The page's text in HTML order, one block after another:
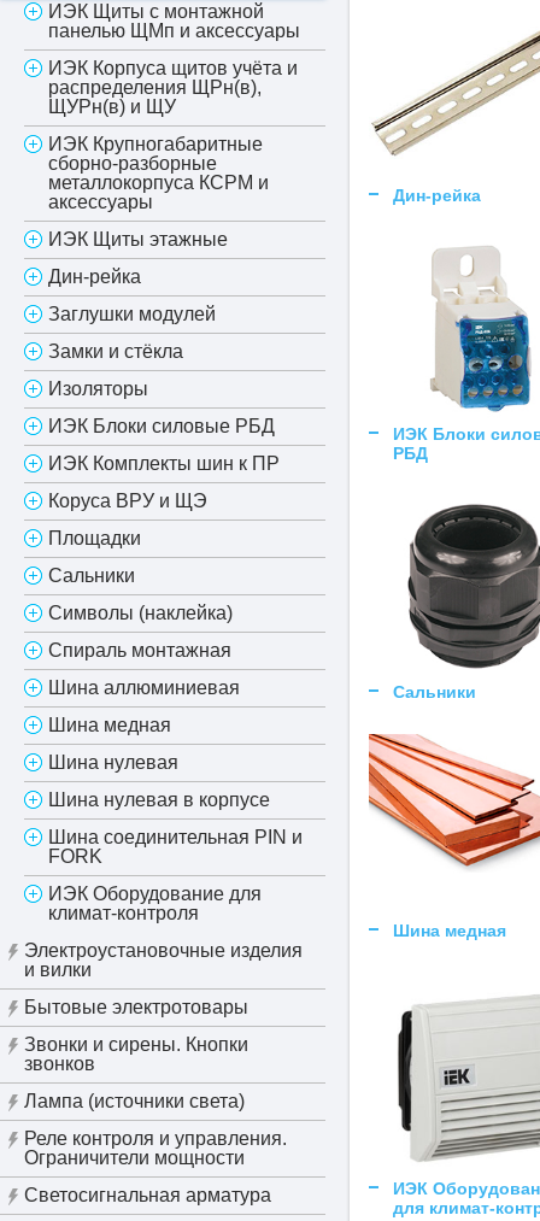
ИЭК Щиты с монтажной
панелью ЩМп и аксессуары
ИЭК Корпуса щитов учёта и
распределения ЩРн(в),
ЩУРн(в) и ЩУ
ИЭК Крупногабаритные
сборно-разборные
металлокорпуса КСРМ и
аксессуары
ИЭК Щиты этажные
Дин-рейка
Заглушки модулей
Замки и стёкла
Изоляторы
ИЭК Блоки силовые РБД
ИЭК Комплекты шин к ПР
Коруса ВРУ и ЩЭ
Площадки
Сальники
Символы (наклейка)
Спираль монтажная
Шина аллюминиевая
Шина медная
Шина нулевая
Шина нулевая в корпусе
Шина соединительная PIN и
FORK
ИЭК Оборудование для
климат-контроля
Электроустановочные изделия
и вилки
Бытовые электротовары
Звонки и сирены. Кнопки
звонков
Лампа (источники света)
Реле контроля и управления.
Ограничители мощности
Светосигнальная арматура
Дин-рейка
ИЭК Блоки
РБД
Сальники
Шина медная
ИЭК
для климат-